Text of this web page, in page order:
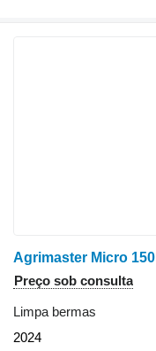
Agrimaster Micro 150
Preço sob consulta
Limpa bermas
2024